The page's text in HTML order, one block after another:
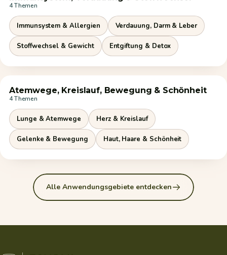
4 Themen
Immunsystem & Allergien Verdauung, Darm & Leber
Stoffwechsel & Gewicht Entgiftung & Detox
Atemwege, Kreislauf, Bewegung & Schönheit
4 Themen
Lunge & Atemwege Herz & Kreislauf
Gelenke & Bewegung Haut, Haare & Schönheit
Alle Anwendungsgebiete entdecken